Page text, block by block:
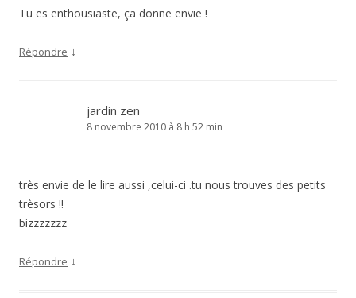
Tu es enthousiaste, ça donne envie !
Répondre ↓
jardin zen
8 novembre 2010 à 8 h 52 min
très envie de le lire aussi ,celui-ci .tu nous trouves des petits
trèsors !!
bizzzzzzz
Répondre ↓